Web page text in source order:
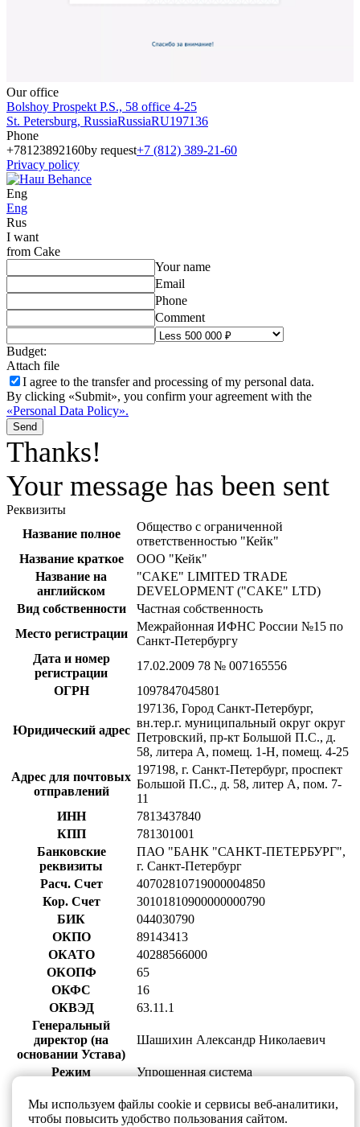
Our office
Bolshoy Prospekt P.S., 58 office 4-25
St. Petersburg, RussiaRussiaRU197136
Phone
+78123892160by request+7 (812) 389-21-60
Privacy policy
Eng
Eng
Rus
I want
from Cake
Your name
Email
Phone
Comment
Budget:
Attach file
I agree to the transfer and processing of my personal data.
By clicking «Submit», you confirm your agreement with the
«Personal Data Policy».
Send
Thanks!
Your message has been sent
Реквизиты
Название полное
Общество с ограниченной
ответственностью "Кейк"
Название краткое
ООО "Кейк"
Название на
английском
"CAKE" LIMITED TRADE
DEVELOPMENT ("CAKE" LTD)
Вид собственности
Частная собственность
Место регистрации
Межрайонная ИФНС России №15 по
Санкт-Петербургу
Дата и номер
регистрации
17.02.2009 78 № 007165556
ОГРН
1097847045801
Юридический адрес
197136, Город Санкт-Петербург,
вн.тер.г. муниципальный округ округ
Петровский, пр-кт Большой П.С., д.
58, литера А, помещ. 1-Н, помещ. 4-25
Адрес для почтовых
отправлений
197198, г. Санкт-Петербург, проспект
Большой П.С., д. 58, литер А, пом. 7-
11
ИНН
7813437840
КПП
781301001
Банковские
реквизиты
ПАО "БАНК "САНКТ-ПЕТЕРБУРГ",
г. Санкт-Петербург
Расч. Счет
40702810719000004850
Кор. Счет
30101810900000000790
БИК
044030790
ОКПО
89143413
ОКАТО
40288566000
ОКОПФ
65
ОКФС
16
ОКВЭД
63.11.1
Генеральный
директор (на
основании Устава)
Шашихин Александр Николаевич
Режим
Упрощенная система
Телефон
812 389 21 60
Сайт
cakelabs.ru
Мы используем файлы cookie и сервисы веб-аналитики,
чтобы повысить удобство пользования сайтом.